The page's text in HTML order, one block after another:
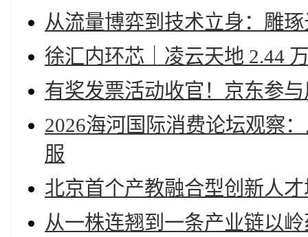
从流量博弈到技术立身：雕
徐汇内环芯｜凌云天地 2.44
有奖发票活动收官！京东参
2026海河国际消费论坛观察
服
北京首个产教融合型创新人
从一株连翘到一条产业链以